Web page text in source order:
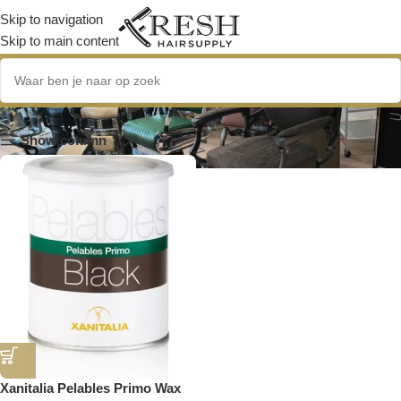
Skip to navigation
Skip to main content
Film Wax
Show column
Xanitalia Pelables Primo Wax